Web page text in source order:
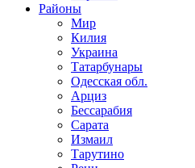
Районы
Мир
Килия
Украина
Татарбунары
Одесская обл.
Арциз
Бессарабия
Сарата
Измаил
Тарутино